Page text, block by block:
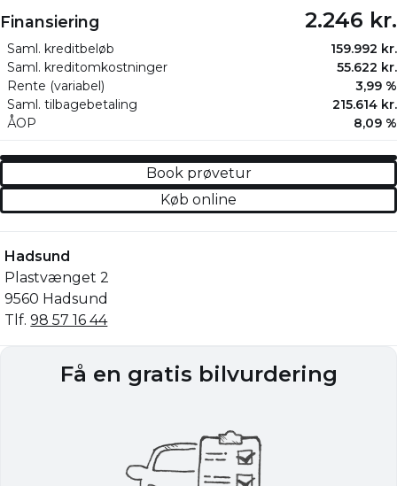
Finansiering 2.246 kr.
Saml. kreditbeløb
159.992 kr.
Saml. kreditomkostninger
55.622 kr.
Rente (variabel)
3,99 %
Saml. tilbagebetaling
215.614 kr.
ÅOP
8,09 %
Book prøvetur
Køb online
Hadsund
Plastvænget 2
9560 Hadsund
Tlf.98 57 16 44
Få en gratis bilvurdering